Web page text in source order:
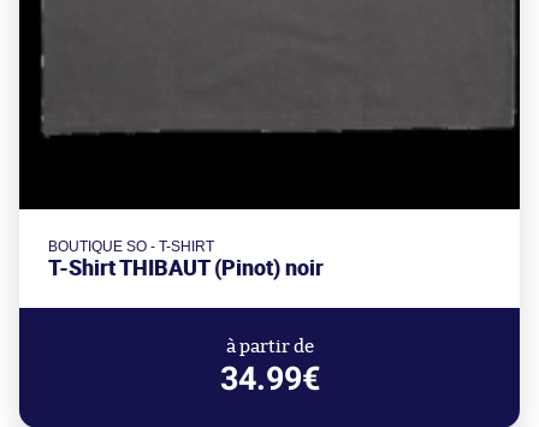
BOUTIQUE SO - T-SHIRT
T-Shirt THIBAUT (Pinot) noir
à partir de
34.99€